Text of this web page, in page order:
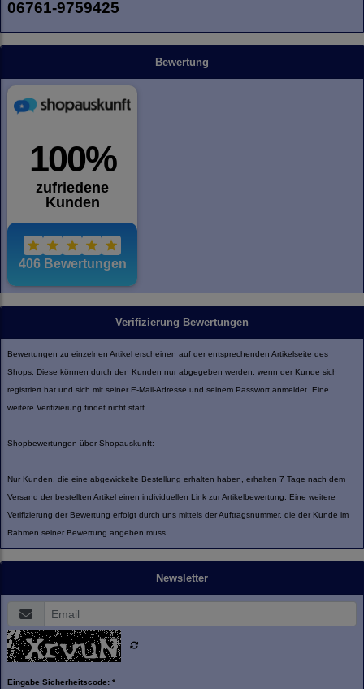
06761-9759425
Bewertung
Verifizierung Bewertungen
Bewertungen zu einzelnen Artikel erscheinen auf der entsprechenden Artikelseite des
Shops. Diese können durch den Kunden nur abgegeben werden, wenn der Kunde sich
registriert hat und sich mit seiner E-Mail-Adresse und seinem Passwort anmeldet. Eine
weitere Verifizierung findet nicht statt.
Shopbewertungen über Shopauskunft:
Nur Kunden, die eine abgewickelte Bestellung erhalten haben, erhalten 7 Tage nach dem
Versand der bestellten Artikel einen individuellen Link zur Artikelbewertung. Eine weitere
Verifizierung der Bewertung erfolgt durch uns mittels der Auftragsnummer, die der Kunde im
Rahmen seiner Bewertung angeben muss.
Newsletter
Eingabe Sicherheitscode: *